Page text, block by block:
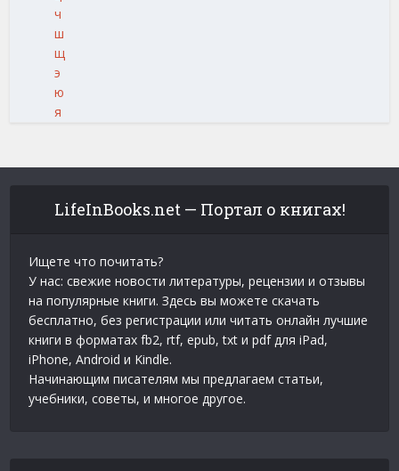
ч
ш
щ
э
ю
я
LifeInBooks.net — Портал о книгах!
Ищете что почитать?
У нас: свежие новости литературы, рецензии и отзывы
на популярные книги. Здесь вы можете скачать
бесплатно, без регистрации или читать онлайн лучшие
книги в форматах fb2, rtf, epub, txt и pdf для iPad,
iPhone, Android и Kindle.
Начинающим писателям мы предлагаем статьи,
учебники, советы, и многое другое.